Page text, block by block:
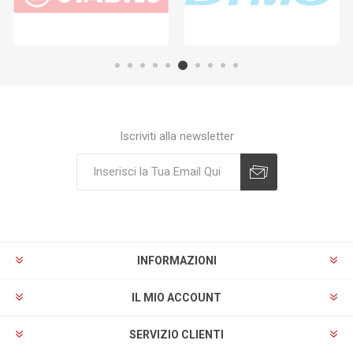
Iscriviti alla newsletter
INFORMAZIONI
IL MIO ACCOUNT
SERVIZIO CLIENTI